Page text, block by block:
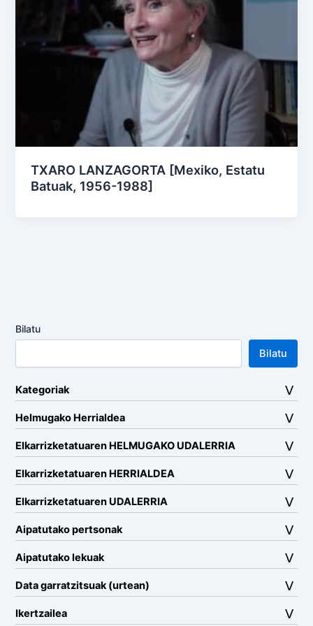
TXARO LANZAGORTA [Mexiko, Estatu
Batuak, 1956-1988]
Bilatu
Bilatu
Kategoriak
Helmugako Herrialdea
Elkarrizketatuaren HELMUGAKO UDALERRIA
Elkarrizketatuaren HERRIALDEA
Elkarrizketatuaren UDALERRIA
Aipatutako pertsonak
Aipatutako lekuak
Data garratzitsuak (urtean)
Ikertzailea